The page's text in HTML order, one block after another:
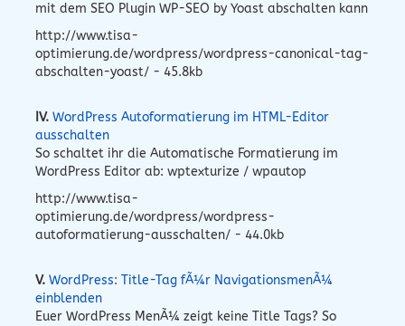
mit dem SEO Plugin WP-SEO by Yoast abschalten kann
http://www.tisa-
optimierung.de/wordpress/wordpress-canonical-tag-
abschalten-yoast/ - 45.8kb
IV. WordPress Autoformatierung im HTML-Editor
ausschalten
So schaltet ihr die Automatische Formatierung im
WordPress Editor ab: wptexturize / wpautop
http://www.tisa-
optimierung.de/wordpress/wordpress-
autoformatierung-ausschalten/ - 44.0kb
V. WordPress: Title-Tag fÃ¼r NavigationsmenÃ¼
einblenden
Euer WordPress MenÃ¼ zeigt keine Title Tags? So